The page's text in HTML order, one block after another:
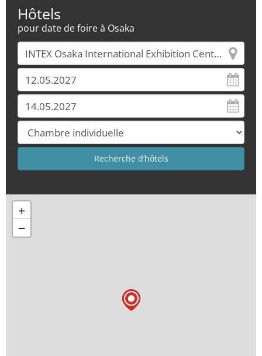
Hôtels
pour date de foire à Osaka
+
−